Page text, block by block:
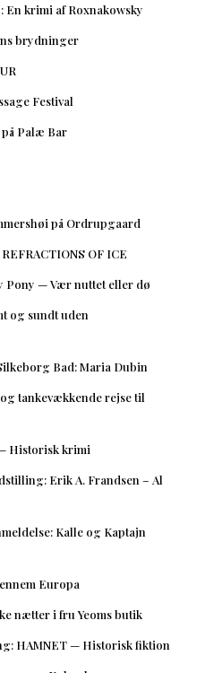
En krimi af Roxnakowsky
brydninger
Festival
på Palæ Bar
på Ordrupgaard
OF ICE
Pony — Vær nuttet eller dø
og sundt uden
Bad: Maria Dubin
tankevækkende rejse til
Historisk krimi
Erik A. Frandsen – Al
Kalle og Kaptajn
Europa
nætter i fru Yeoms butik
HAMNET — Historisk fiktion